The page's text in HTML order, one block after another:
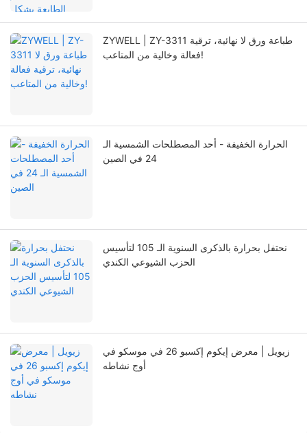
ZYWELL | ZY-3311 طباعة ورق لا نهائية، ترقية
فعالة وخالية من المتاعب!
الحرارة الخفيفة - أحد المصطلحات الشمسية الـ
24 في الصين
نحتفل بحرارة بالذكرى السنوية الـ 105 لتأسيس
الحزب الشيوعي الكندي
زيويل | معرض إيكوم إكسبو 26 في موسكو في
أوج نشاطه